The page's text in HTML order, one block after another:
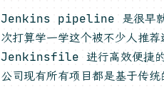
Jenkins pipeline 是很早就出
次打算学一学这个被不少人推
Jenkinsfile 进行高效便捷的管
公司现有所有项目都是基于传